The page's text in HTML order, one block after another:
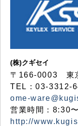
(株)クギセイ
〒166-0003 東
TEL：03-3312-
ome-
営業時間：8:30
http://